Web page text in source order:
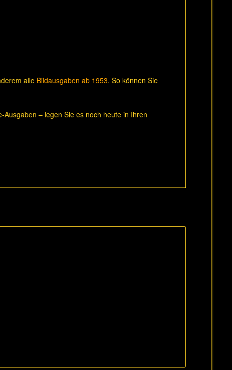
alle Bildausgaben ab 1953. So können Sie
– legen Sie es noch heute in Ihren